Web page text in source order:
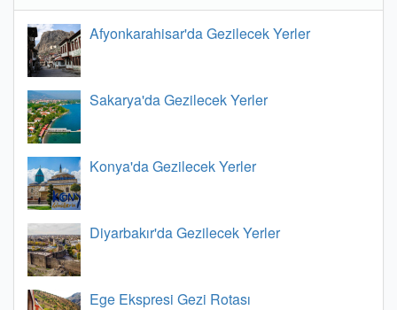
Afyonkarahisar'da Gezilecek Yerler
Sakarya'da Gezilecek Yerler
Konya'da Gezilecek Yerler
Diyarbakır'da Gezilecek Yerler
Ege Ekspresi Gezi Rotası